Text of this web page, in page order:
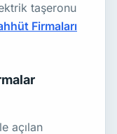
taşeronu
Firmaları
açılan